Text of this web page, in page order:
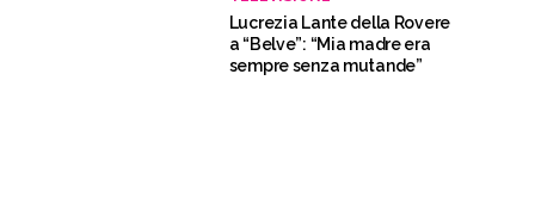
Lucrezia Lante della Rovere
a “Belve”: “Mia madre era
sempre senza mutande”